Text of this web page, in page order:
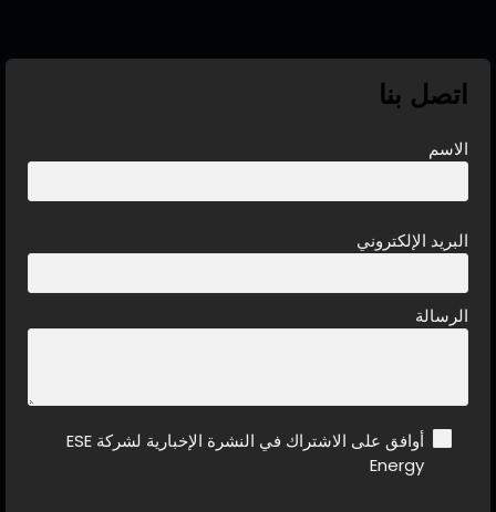
اتصل بنا
الاسم
البريد الإلكتروني
الرسالة
أوافق على الاشتراك في النشرة الإخبارية لشركة ESE
Energy